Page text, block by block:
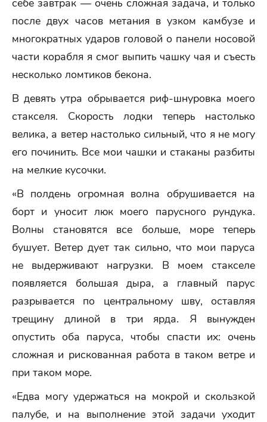
себе завтрак — очень сложная задача, и только
после двух часов метания в узком камбузе и
многократных ударов головой о панели носовой
части корабля я смог выпить чашку чая и съесть
несколько ломтиков бекона.
В девять утра обрывается риф-шнуровка моего
стакселя. Скорость лодки теперь настолько
велика, а ветер настолько сильный, что я не могу
его починить. Все мои чашки и стаканы разбиты
на мелкие кусочки.
«В полдень огромная волна обрушивается на
борт и уносит люк моего парусного рундука.
Волны становятся все больше, море теперь
бушует. Ветер дует так сильно, что мои паруса
не выдерживают нагрузки. В моем стакселе
появляется большая дыра, а главный парус
разрывается по центральному шву, оставляя
трещину длиной в три ярда. Я вынужден
опустить оба паруса, чтобы спасти их: очень
сложная и рискованная работа в таком ветре и
при таком море.
«Едва могу удержаться на мокрой и скользкой
палубе, и на выполнение этой задачи уходит